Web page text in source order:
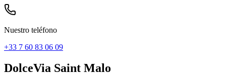
Nuestro teléfono
+33 7 60 83 06 09
DolceVia Saint Malo